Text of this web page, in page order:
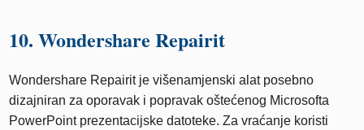
10. Wondershare Repairit
Wondershare Repairit je višenamjenski alat posebno
dizajniran za oporavak i popravak oštećenog Microsofta
PowerPoint prezentacijske datoteke. Za vraćanje koristi